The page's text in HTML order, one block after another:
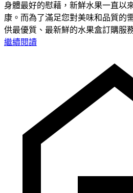
身體最好的慰藉，新鮮水果一直以
康。而為了滿足您對美味和品質的
供最優質、最新鮮的水果盒訂購服
繼續閱讀